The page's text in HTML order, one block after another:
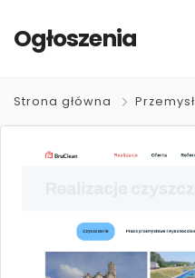
Ogłoszenia
Strona główna Przemysł